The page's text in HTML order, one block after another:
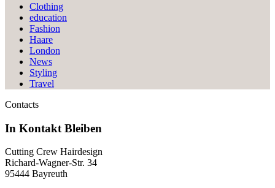
Clothing
education
Fashion
Haare
London
News
Styling
Travel
Contacts
In Kontakt Bleiben
Cutting Crew Hairdesign
Richard-Wagner-Str. 34
95444 Bayreuth